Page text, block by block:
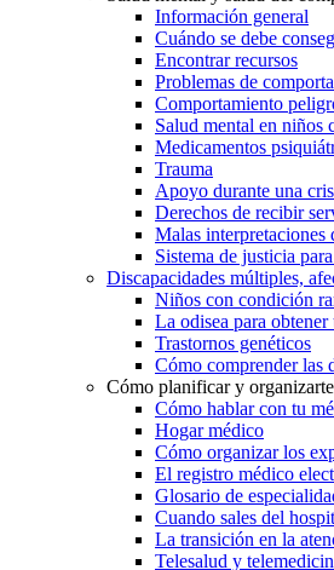
Información general
Cuándo se debe
Encontrar recursos
Problemas de
Comportamiento
Salud mental en niños
Medicamentos
Trauma
Apoyo durante una
Derechos de recibir
Malas interpretaciones
Sistema de justicia
Discapacidades múltiples,
Niños con condición
La odisea para
Trastornos genéticos
Cómo comprender las
Cómo planificar y organizarte
Cómo hablar con tu
Hogar médico
Cómo organizar los
El registro médico
Glosario de
Cuando sales del
La transición en la
Telesalud y